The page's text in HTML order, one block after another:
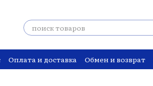
Оплата и доставка Обмен и возврат